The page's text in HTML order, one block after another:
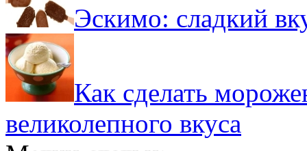
Эскимо: сладкий
Как сделать
великолепного вкуса